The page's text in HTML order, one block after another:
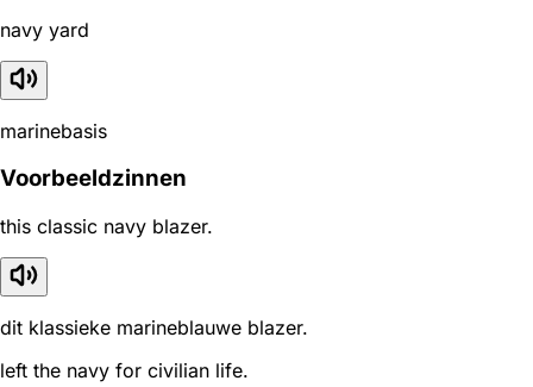
navy yard
marinebasis
Voorbeeldzinnen
this classic navy blazer.
dit klassieke marineblauwe blazer.
left the navy for civilian life.